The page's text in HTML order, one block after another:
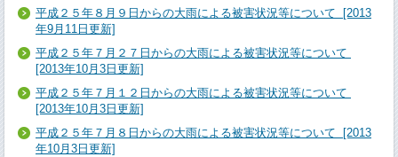
平成２５年８月９日からの大雨による被害状況等について [2013
年9月11日更新]
平成２５年７月２７日からの大雨による被害状況等について
[2013年10月3日更新]
平成２５年７月１２日からの大雨による被害状況等について
[2013年10月3日更新]
平成２５年７月８日からの大雨による被害状況等について [2013
年10月3日更新]